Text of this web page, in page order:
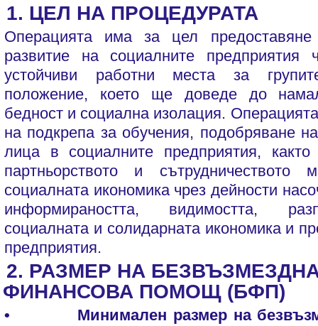
1. ЦЕЛ НА ПРОЦЕДУРАТА
Операцията има за цел
развитие на социалните предприятия
устойчиви работни места за
положение, което ще доведе до
бедност и социална изолация.
на подкрепа за обучения, подобряване
лица в социалните предприятия,
партньорството и сътрудничеството
социалната икономика чрез дейности
информираността, видимостта,
социалната и солидарната икономика и
предприятия.
2. РАЗМЕР НА
ФИНАНСОВА ПОМОЩ (БФП)
• Минимален размер на